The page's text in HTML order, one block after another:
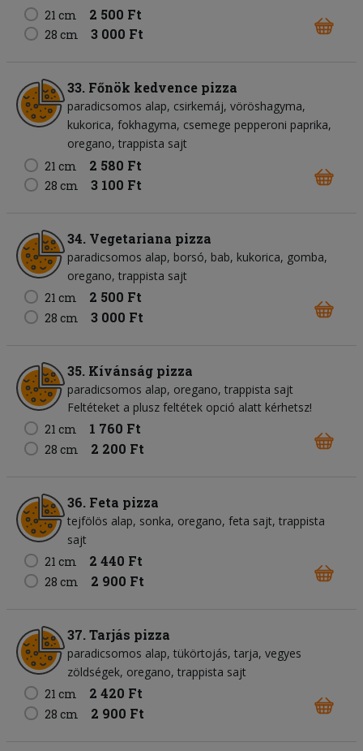
21 cm
2 500 Ft
28 cm 3 000 Ft
33. Főnök kedvence pizza
paradicsomos alap csirkemáj vöröshagyma
kukorica fokhagyma csemege pepperoni paprika
oregano trappista sajt
21 cm
2 580 Ft
28 cm 3 100 Ft
34. Vegetariana pizza
paradicsomos alap borsó bab kukorica gomba
oregano trappista sajt
21 cm
2 500 Ft
28 cm 3 000 Ft
35. Kívánság pizza
paradicsomos alap oregano trappista sajt
Feltéteket a plusz feltétek opció alatt kérhetsz!
21 cm
1 760 Ft
28 cm 2 200 Ft
36. Feta pizza
tejfölös alap sonka oregano feta sajt trappista
sajt
21 cm
2 440 Ft
28 cm 2 900 Ft
37. Tarjás pizza
paradicsomos alap tükörtojás tarja vegyes
zöldségek oregano trappista sajt
21 cm
2 420 Ft
28 cm 2 900 Ft